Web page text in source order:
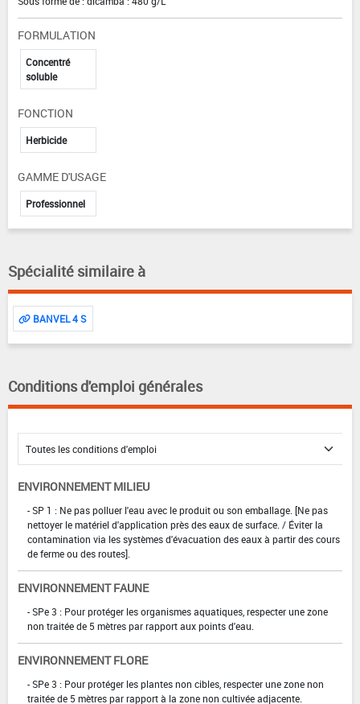
FORMULATION
Concentré
soluble
FONCTION
Herbicide
GAMME D'USAGE
Professionnel
Spécialité similaire à
BANVEL 4 S
Conditions d'emploi générales
ENVIRONNEMENT MILIEU
- SP 1 : Ne pas polluer l'eau avec le produit ou son emballage. [Ne pas
nettoyer le matériel d'application près des eaux de surface. / Éviter la
contamination via les systèmes d'évacuation des eaux à partir des cours
de ferme ou des routes].
ENVIRONNEMENT FAUNE
- SPe 3 : Pour protéger les organismes aquatiques, respecter une zone
non traitée de 5 mètres par rapport aux points d'eau.
ENVIRONNEMENT FLORE
- SPe 3 : Pour protéger les plantes non cibles, respecter une zone non
traitée de 5 mètres par rapport à la zone non cultivée adjacente.